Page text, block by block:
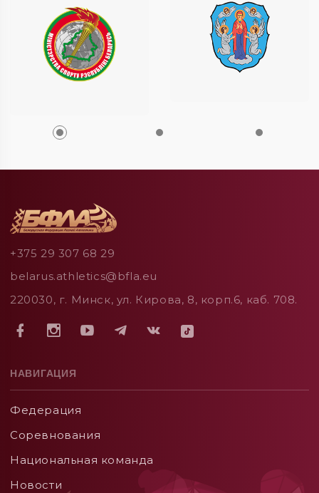
+375 29 307 68 29
belarus.athletics@bfla.eu
220030, г. Минск, ул. Кирова, 8, корп.6, каб. 708.
НАВИГАЦИЯ
Федерация
Соревнования
Национальная команда
Новости